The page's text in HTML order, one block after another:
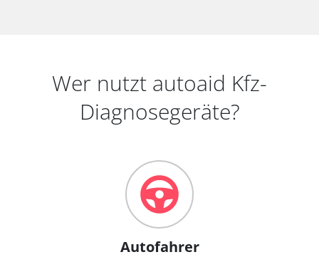
Wer nutzt autoaid Kfz-
Diagnosegeräte?
Autofahrer